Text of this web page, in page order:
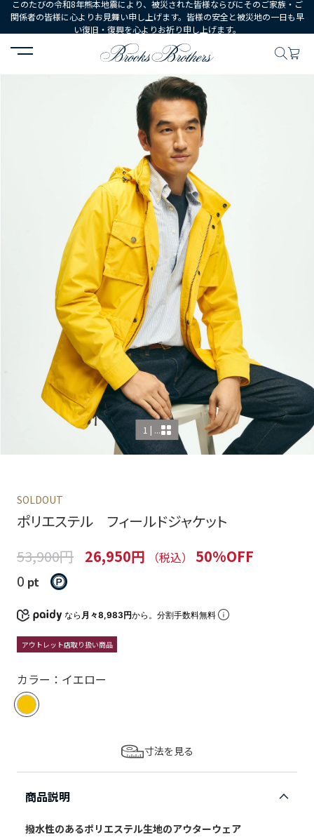
このたびの令和8年熊本地震により、被災された皆様ならびにそのご家族・ご
関係者の皆様に心よりお見舞い申し上げます。皆様の安全と被災地の一日も早
い復旧・復興を心よりお祈り申し上げます。
HOME ウェア アウターウェア ポリエステル フィールド
1 | ...
SOLDOUT
ポリエステル フィールドジャケット
53,900円 26,950円 （税込）
50%OFF
0 pt
なら 月々8,983円から。分割手数料無料
アウトレット店取り扱い商品
カラー：イエロー
寸法を見る
商品説明
撥水性のあるポリエステル生地のアウターウェア